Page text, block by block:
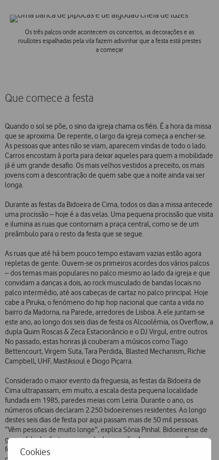
Cookies
Os três palcos onde acontecem os concertos, as decorações e as
roullotes espalhadas pela vila fazem adivinhar que a festa está prestes
a começar
Que comece a festa
Quando o sol se põe, o sino da igreja chama os fiéis. É a hora da missa
que se aproxima. De repente, o largo da igreja começa a encher-se.
As pessoas que antes não se viam, aparecem vindas de todo o lado.
Carros encostam à porta para deixar aqueles para quem a mobilidade
já é um grande desafio. Os mais velhos vestidos a preceito, os mais
jovens com a descontração de quem sabe que a noite ainda vai ser
longa.
Durante as festas da Bidoeira de Cima, todos os dias a missa antecede
uma procissão – hoje é a das velas. Uma pequena procissão que visita
e ilumina as ruas que contornam a praça central, como se de um
preâmbulo para o resto da festa que se segue.
As ruas que até há bem pouco tempo estavam vazias estão agora
repletas de gente. Ouvem-se os primeiros acordes dos vários palcos
– dos temas mais populares no palco mesmo ao lado da igreja e que
convidam a danças a dois, ao rock musculado de bandas locais no
palco intermédio, até aos cabeças de cartaz no palco principal. Hoje
cabe a Piruka, o fenómeno do hip hop nacional que canta a vida no
bairro da Madorna, na Parede, arredores de Lisboa. A ele juntam-se
este ano, ao longo dos seis dias de festa os Alcoolémia, os Overflow, a
dupla Quim Roscas & Zeca Estacionâncio e o DJ Virgul, entre outros.
No passado, estas honras já couberam a músicos como Tiago
Bettencourt, Virgem Suta, Tara Perdida, Blasted Mechanism, Richie
Campbell, UHF, Mastiksoul e Diogo Piçarra.
Considerado o maior evento da freguesia, as festas da Bidoeira de
Cima ultrapassam, em muito, a escala desta pequena localidade
fundada em 1985, paredes meias com Leiria. Durante o ano, os
números oficiais declaram 2.250 bidoeirenses residentes. Ao longo
destes seis dias de festa por aqui passam mais de 50 mil pessoas.
“Vêm pessoas de muito longe”, explica Sónia Pinhal. Bidoeirense de
gema, fala das festas carregada de emoção. A mesma emoção que a
fez aceitar integrar o grupo de cerca de 20 mordomos que